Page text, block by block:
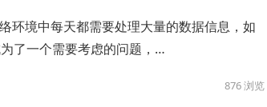
环境中每天都需要处理大量的数据信息，如
了一个需要考虑的问题，…
876浏览